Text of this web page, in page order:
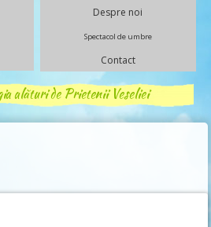
Despre noi
Spectacol de umbre
Contact
alături de Prietenii Veseliei